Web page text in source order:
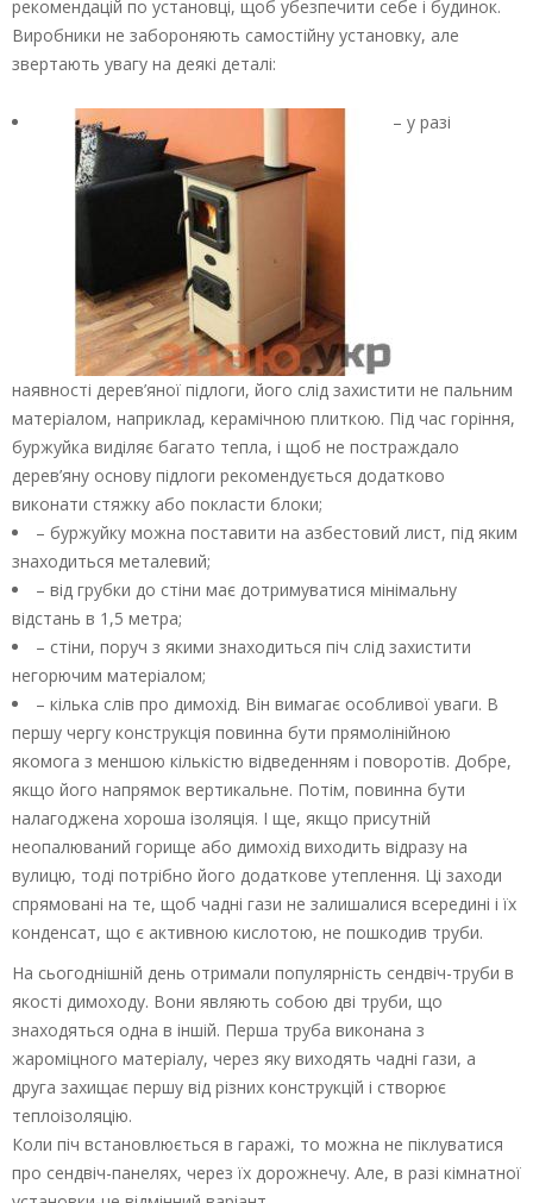
рекомендацій по установці, щоб убезпечити себе і будинок.
Виробники не забороняють самостійну установку, але
звертають увагу на деякі деталі:
– у разі
наявності дерев’яної підлоги, його слід захистити не пальним
матеріалом, наприклад, керамічною плиткою. Під час горіння,
буржуйка виділяє багато тепла, і щоб не постраждало
дерев’яну основу підлоги рекомендується додатково
виконати стяжку або покласти блоки;
– буржуйку можна поставити на азбестовий лист, під яким
знаходиться металевий;
– від грубки до стіни має дотримуватися мінімальну
відстань в 1,5 метра;
– стіни, поруч з якими знаходиться піч слід захистити
негорючим матеріалом;
– кілька слів про димохід. Він вимагає особливої уваги. В
першу чергу конструкція повинна бути прямолінійною
якомога з меншою кількістю відведенням і поворотів. Добре,
якщо його напрямок вертикальне. Потім, повинна бути
налагоджена хороша ізоляція. І ще, якщо присутній
неопалюваний горище або димохід виходить відразу на
вулицю, тоді потрібно його додаткове утеплення. Ці заходи
спрямовані на те, щоб чадні гази не залишалися всередині і їх
конденсат, що є активною кислотою, не пошкодив труби.
На сьогоднішній день отримали популярність сендвіч-труби в
якості димоходу. Вони являють собою дві труби, що
знаходяться одна в іншій. Перша труба виконана з
жароміцного матеріалу, через яку виходять чадні гази, а
друга захищає першу від різних конструкцій і створює
теплоізоляцію.
Коли піч встановлюється в гаражі, то можна не піклуватися
про сендвіч-панелях, через їх дорожнечу. Але, в разі кімнатної